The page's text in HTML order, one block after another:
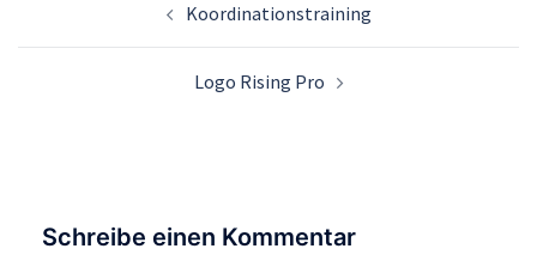
Koordinationstraining
Logo Rising Pro
Schreibe einen Kommentar